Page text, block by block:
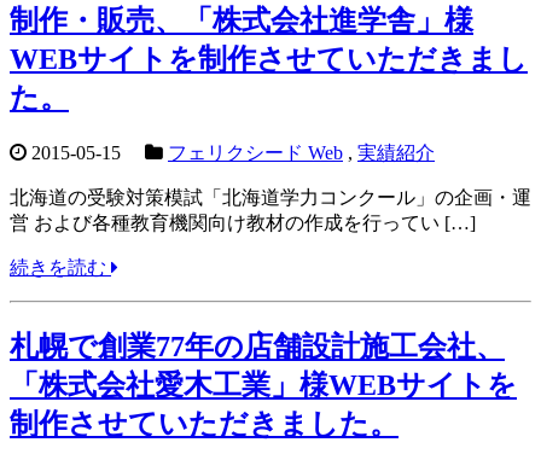
制作・販売、「株式会社進学舎」様
WEBサイトを制作させていただきまし
た。
2015-05-15 フェリクシード Web , 実績紹介
北海道の受験対策模試「北海道学力コンクール」の企画・運
営 および各種教育機関向け教材の作成を行ってい […]
続きを読む
札幌で創業77年の店舗設計施工会社、
「株式会社愛木工業」様WEBサイトを
制作させていただきました。